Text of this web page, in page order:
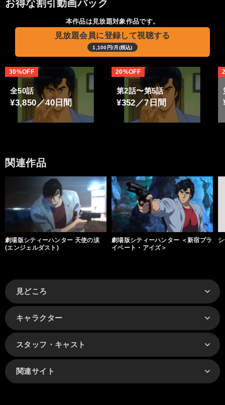
お得な割引動画パック
本作品は見放題対象作品です。
見放題会員に登録して視聴する
1,100円/月(税込)
全50話
¥3,850／40日間
30%OFF
第2話〜第5話
¥352／7日間
20%OFF
関連作品
劇場版シティーハンター 天使の涙
(エンジェルダスト)
劇場版シティーハンター ＜新宿プラ
イベート・アイズ＞
見どころ
キャラクター
スタッフ・キャスト
関連サイト